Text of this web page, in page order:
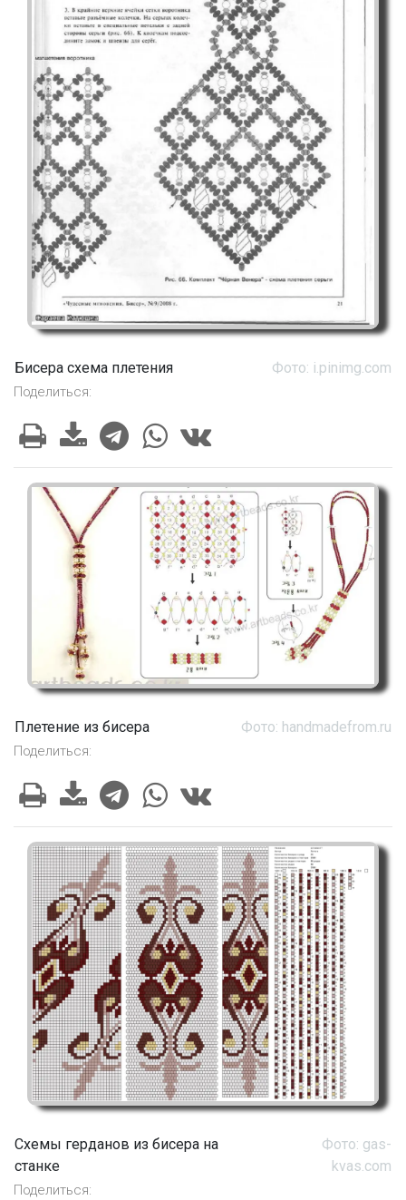
Бисера схема плетения Фото: i.pinimg.com
Поделиться:
Плетение из бисера Фото: handmadefrom.ru
Поделиться:
Схемы герданов из бисера на
станке
Фото: gas-
kvas.com
Поделиться: